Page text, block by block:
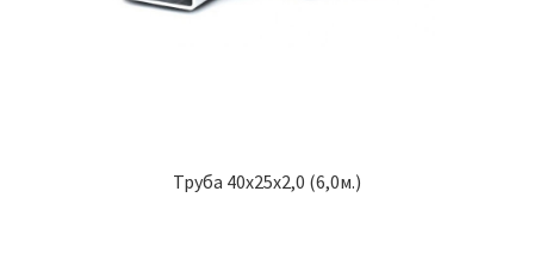
Труба 40х25х2,0 (6,0м.)